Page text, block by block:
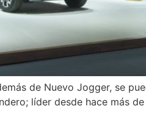
de Nuevo Jogger, se
líder desde hace más